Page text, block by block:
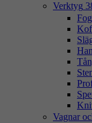
Verktyg
Vagnar